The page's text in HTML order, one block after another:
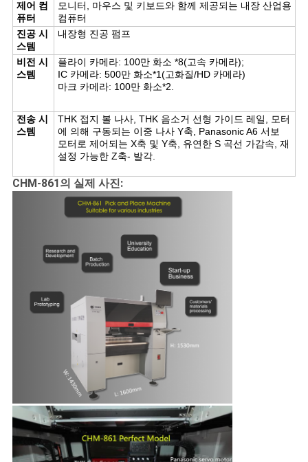
제어 컴
퓨터
모니터, 마우스 및 키보드와 함께 제공되는 내장 산업용
컴퓨터
진공 시
스템
내장형 진공 펌프
비전 시
스템
플라이 카메라: 100만 화소 *8(고속 카메라);
IC 카메라: 500만 화소*1(고화질/HD 카메라)
마크 카메라: 100만 화소*2.
전송 시
스템
THK 접지 볼 나사, THK 음소거 선형 가이드 레일, 모터
에 의해 구동되는 이중 나사 Y축, Panasonic A6 서보
모터로 제어되는 X축 및 Y축, 유연한 S 곡선 가감속, 재
설정 가능한 Z축- 발각.
CHM-861의 실제 사진: